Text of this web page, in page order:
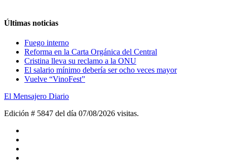
Últimas noticias
Fuego interno
Reforma en la Carta Orgánica del Central
Cristina lleva su reclamo a la ONU
El salario mínimo debería ser ocho veces mayor
Vuelve “VinoFest”
El Mensajero Diario
Edición # 5847 del día 07/08/2026 visitas.